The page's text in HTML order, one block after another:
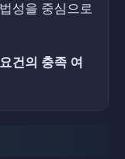
성을 중심으로
건의 충족 여